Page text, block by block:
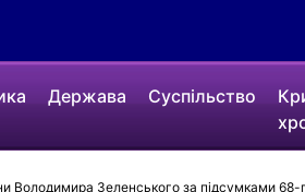
Держава Суспільство
Володимира Зеленського за підсумками 68-